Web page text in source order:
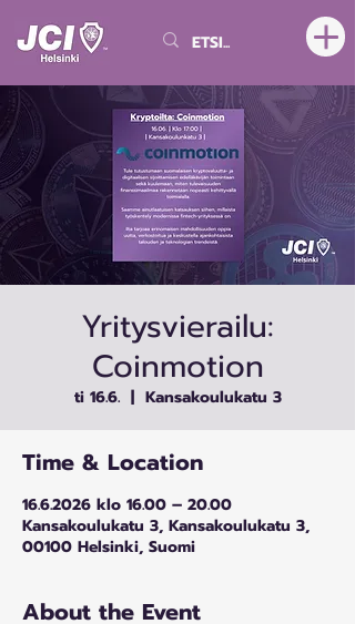
Yritysvierailu:
Coinmotion
ti 16.6.
  |
Kansakoulukatu 3
Time & Location
16.6.2026 klo 16.00 – 20.00
Kansakoulukatu 3, Kansakoulukatu 3,
00100 Helsinki, Suomi
About the Event